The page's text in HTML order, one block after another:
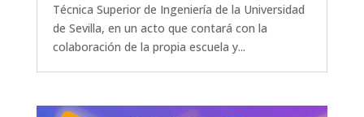
Técnica Superior de Ingeniería de la Universidad
de Sevilla, en un acto que contará con la
colaboración de la propia escuela y...